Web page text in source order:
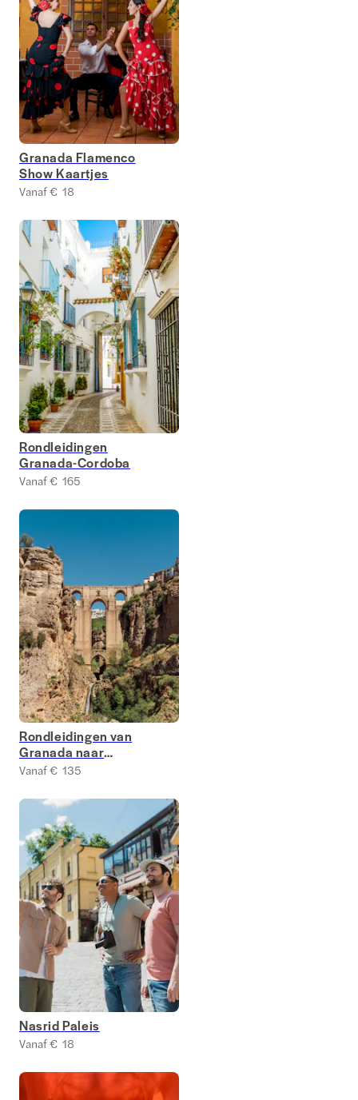
Granada Flamenco
Show Kaartjes
Vanaf € 18
Rondleidingen
Granada-Cordoba
Vanaf € 165
Rondleidingen van
Granada naar
Ronda
Vanaf € 135
Nasrid Paleis
Vanaf € 18